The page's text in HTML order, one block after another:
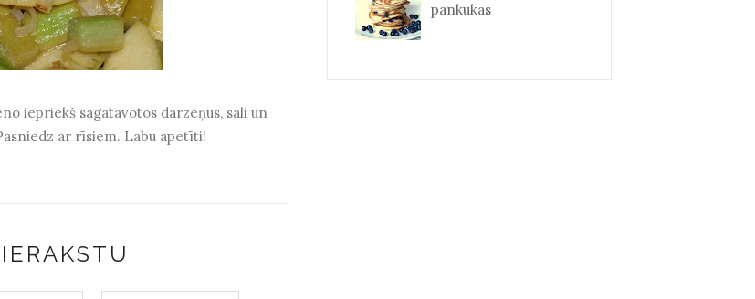
iepriekš sagatavotos dārzeņus, sāli un
ar rīsiem. Labu apetīti!
pankūkas